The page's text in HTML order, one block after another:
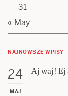
31
« May
NAJNOWSZE WPISY
24
MAJ
Aj waj! Ej